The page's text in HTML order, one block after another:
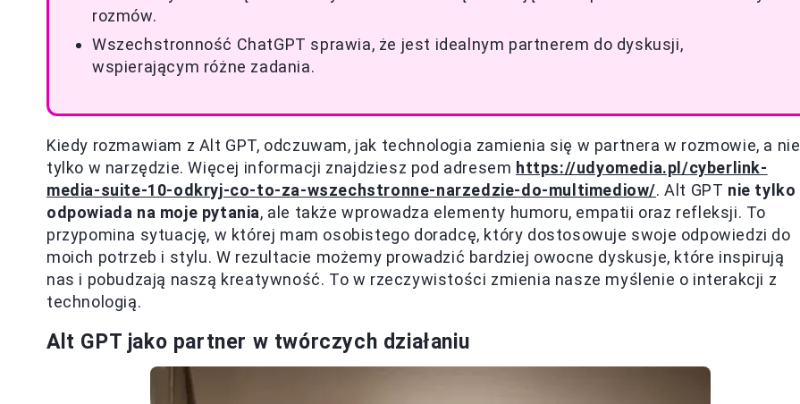
rozmów.
Wszechstronność ChatGPT sprawia, że jest idealnym partnerem do dyskusji,
wspierającym różne zadania.
Kiedy rozmawiam z Alt GPT, odczuwam, jak technologia zamienia się w partnera w rozmowie, a nie
tylko w narzędzie. Więcej informacji znajdziesz pod adresem https://udyomedia.pl/cyberlink-
media-suite-10-odkryj-co-to-za-wszechstronne-narzedzie-do-multimediow/. Alt GPT nie tylko
odpowiada na moje pytania, ale także wprowadza elementy humoru, empatii oraz refleksji. To
przypomina sytuację, w której mam osobistego doradcę, który dostosowuje swoje odpowiedzi do
moich potrzeb i stylu. W rezultacie możemy prowadzić bardziej owocne dyskusje, które inspirują
nas i pobudzają naszą kreatywność. To w rzeczywistości zmienia nasze myślenie o interakcji z
technologią.
Alt GPT jako partner w twórczych działaniu